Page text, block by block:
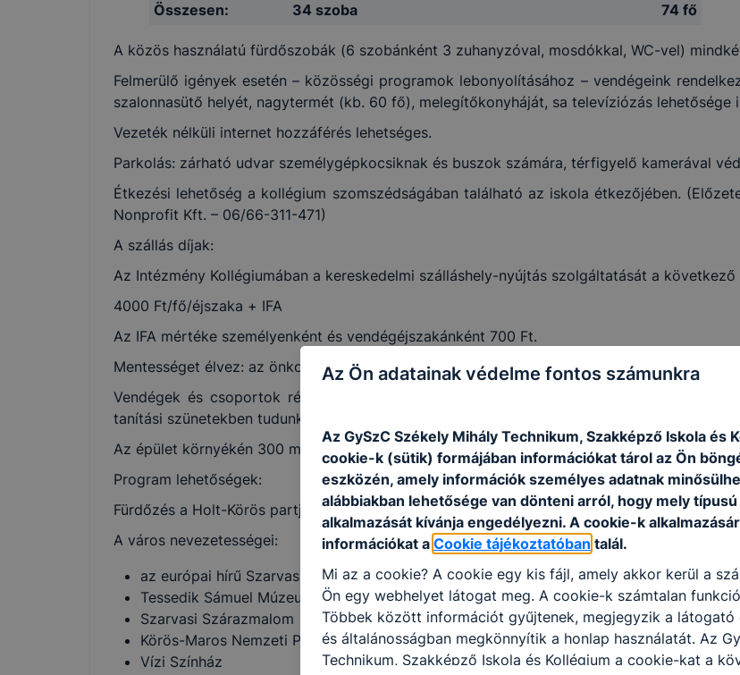
Összesen:
34 szoba 74 fő
A közös használatú fürdőszobák (6 szobánként 3 zuhanyzóval, mosdókkal, WC-vel)
Felmerülő igények esetén – közösségi programok lebonyolításához – vendégeink
szalonnasütő helyét, nagytermét (kb. 60 fő), melegítőkonyháját, sa televíziózás lehetősége
Vezeték nélküli internet hozzáférés lehetséges.
Parkolás: zárható udvar személygépkocsiknak és buszok számára, térfigyelő kamerával
Étkezési lehetőség a kollégium szomszédságában található az iskola étkezőjében.
Nonprofit Kft. – 06/66-311-471)
A szállás díjak:
Az Intézmény Kollégiumában a kereskedelmi szálláshely-nyújtás szolgáltatását a
4000 Ft/fő/éjszaka + IFA
Az IFA mértéke személyenként és vendégéjszakánként 700 Ft.
Mentességet élvez: az önkormányzat hatályos rendelete alapján (www.szarvas.hu–
Vendégek és csoportok részére tanév közben csak hétvégeken (péntek délután 12.00
tanítási szünetekben tudunk szálláslehetőséget biztosítani intézményünkben.
Az épület környékén 300 méteres körzetben boltok, étterem és pizzéria található.
Program lehetőségek:
Fürdőzés a Holt-Körös partján lévő strandokon és a Városi Gyógyfürdőben
A város nevezetességei:
az európai hírű Szarvasi Arborétum
Tessedik Sámuel Múzeum
Szarvasi Szárazmalom
Körös-Maros Nemzeti Park Látogatóközpontja, tanösvénye
Vízi Színház
Az Ön adatainak védelme fontos számunkra
Az GySzC Székely Mihály Technikum, Szakképző Iskola és
cookie-k (sütik) formájában információkat tárol az Ön
eszközén, amely információk személyes adatnak
alábbiakban lehetősége van dönteni arról, hogy mely
alkalmazását kívánja engedélyezni. A cookie-k
információkat a Cookie tájékoztatóban talál.
Mi az a cookie? A cookie egy kis fájl, amely akkor kerül a
Ön egy webhelyet látogat meg. A cookie-k számtalan
Többek között információt gyűjtenek, megjegyzik a látogató
és általánosságban megkönnyítik a honlap használatát. Az
Technikum, Szakképző Iskola és Kollégium a cookie-kat a